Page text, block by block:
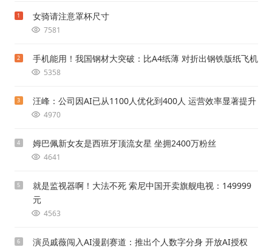
1 女骑请注意罩杯尺寸
7581
2 手机能用！我国钢材大突破：比A4纸薄 对折出钢铁版纸飞机
5358
3 汪峰：公司因AI已从1100人优化到400人 运营效率显著提升
4970
4 姆巴佩新女友是西班牙顶流女星 坐拥2400万粉丝
4641
5
就是监视器啊！大法不死 索尼中国开卖旗舰电视：149999
元
4563
6 演员戚薇闯入AI漫剧赛道：推出个人数字分身 开放AI授权